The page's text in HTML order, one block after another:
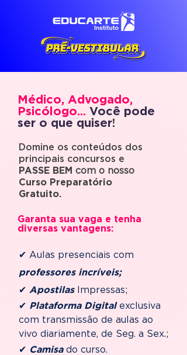
Médico, Advogado,
Psicólogo... Você pode
ser o que quiser!
Domine os conteúdos dos
principais concursos e
PASSE BEM com o nosso
Curso Preparatório
Gratuito.
Garanta sua vaga e tenha
diversas vantagens:
✔ Aulas presenciais com
professores incríveis;
✔ Apostilas Impressas;
✔ Plataforma Digital exclusiva
com transmissão de aulas ao
vivo diariamente, de Seg. a Sex.;
✔ Camisa do curso.